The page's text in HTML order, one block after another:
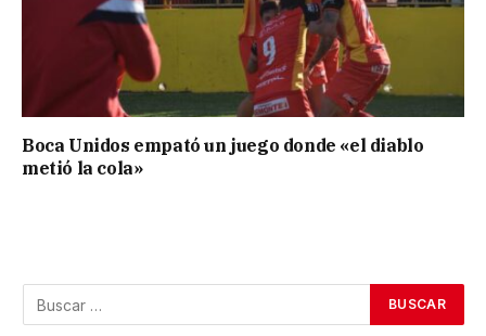
Boca Unidos empató un juego donde «el diablo
metió la cola»